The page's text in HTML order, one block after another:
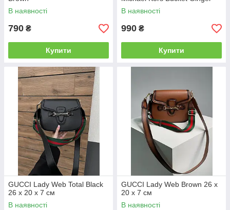
В наявності
790 ₴
Купити
В наявності
990 ₴
Купити
GUCCI Lady Web Total Black
26 х 20 х 7 см
В наявності
GUCCI Lady Web Brown 26 х
20 х 7 см
В наявності